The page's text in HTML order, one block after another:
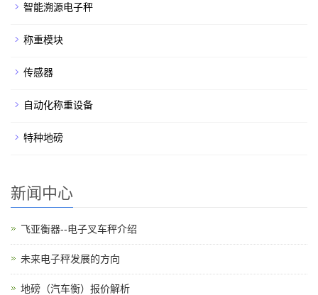
智能溯源电子秤
称重模块
传感器
自动化称重设备
特种地磅
新闻中心
飞亚衡器--电子叉车秤介绍
未来电子秤发展的方向
地磅（汽车衡）报价解析